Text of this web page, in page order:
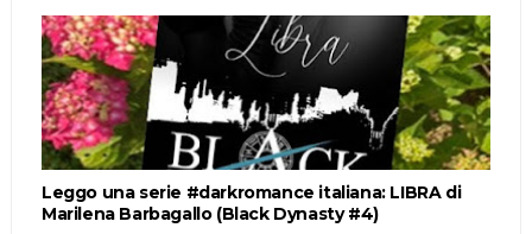
Leggo una serie #darkromance italiana: LIBRA di
Marilena Barbagallo (Black Dynasty #4)